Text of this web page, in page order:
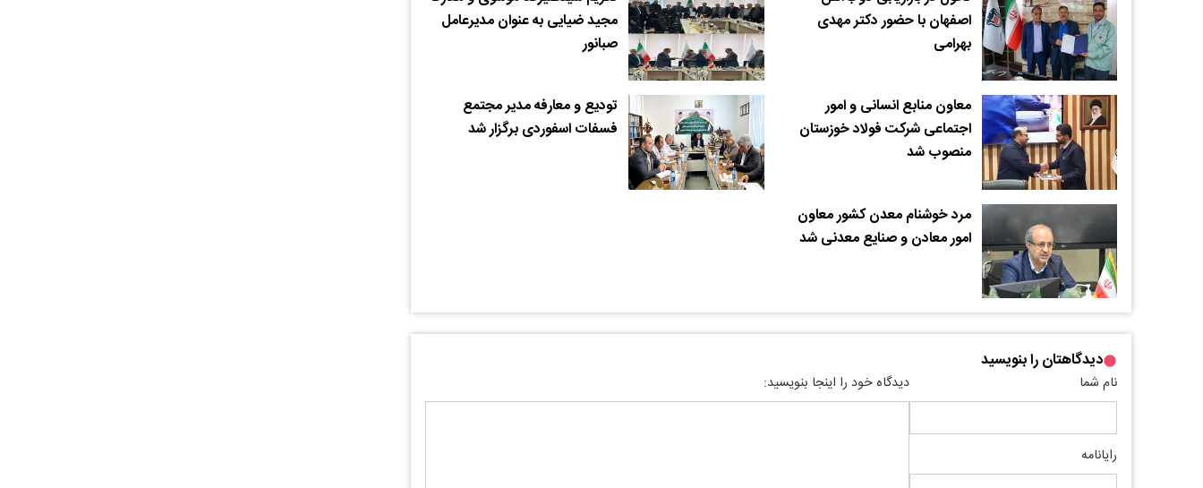
اصفهان با حضور دکتر مهدی
بهرامی
مجید ضیایی به عنوان مدیرعامل
صبانور
معاون منابع انسانی و امور
اجتماعی شرکت فولاد خوزستان
منصوب شد
تودیع و معارفه مدیر مجتمع
فسفات اسفوردی برگزار شد
مرد خوشنام معدن کشور معاون
امور معادن و صنایع معدنی شد
دیدگاهتان را بنویسید
نام شما
رایانامه
دیدگاه خود را اینجا بنویسید: